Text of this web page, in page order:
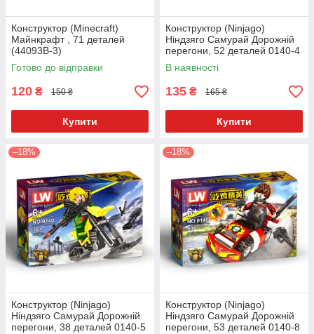
Конструктор (Minecraft)
Майнкрафт , 71 деталей
(44093B-3)
Готово до відправки
120 ₴ 150 ₴
Купити
Конструктор (Ninjago)
Ніндзяго Самурай Дорожній
перегони, 52 деталей 0140-4
В наявності
135 ₴ 165 ₴
Купити
–18%
Конструктор (Ninjago)
Ніндзяго Самурай Дорожній
перегони, 38 деталей 0140-5
–18%
Конструктор (Ninjago)
Ніндзяго Самурай Дорожній
перегони, 53 деталей 0140-8